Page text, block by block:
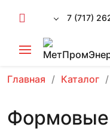
7 (717)
Главная Каталог
Формовые